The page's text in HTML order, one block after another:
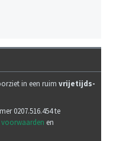
in een ruim vrijetijds-
0207.516.454 te
en